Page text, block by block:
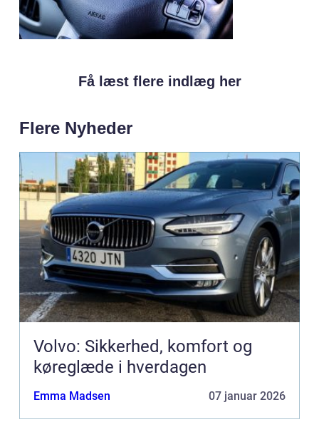
Få læst flere indlæg her
Flere Nyheder
Volvo: Sikkerhed, komfort og
køreglæde i hverdagen
Emma Madsen 07 januar 2026